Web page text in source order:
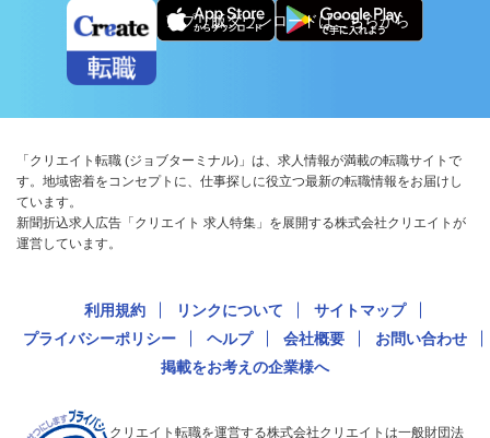
アプリ版ダウンロードはこちらから
「クリエイト転職 (ジョブターミナル)」は、求人情報が満載の転職サイトで
す。地域密着をコンセプトに、仕事探しに役立つ最新の転職情報をお届けし
ています。
新聞折込求人広告「クリエイト 求人特集」を展開する株式会社クリエイトが
運営しています。
利用規約 リンクについて
サイトマップ
プライバシーポリシー
ヘルプ 会社概要
お問い合わせ
掲載をお考えの企業様へ
クリエイト転職を運営する株式会社クリエイトは一般財団法